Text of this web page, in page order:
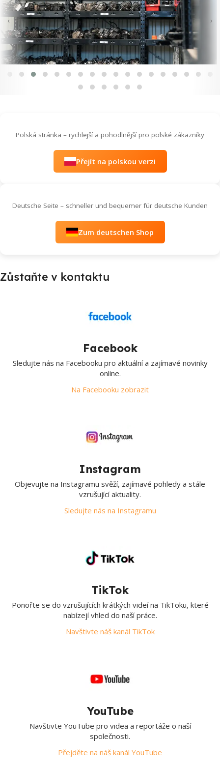
‹ ›
Polská stránka – rychlejší a pohodlnější pro polské zákazníky
Přejít na polskou verzi
Deutsche Seite – schneller und bequemer für deutsche Kunden
Zum deutschen Shop
Zůstaňte v kontaktu
Facebook
Sledujte nás na Facebooku pro aktuální a zajímavé novinky
online.
Na Facebooku zobrazit
Instagram
Objevujte na Instagramu svěží, zajímavé pohledy a stále
vzrušující aktuality.
Sledujte nás na Instagramu
TikTok
Ponořte se do vzrušujících krátkých videí na TikToku, které
nabízejí vhled do naší práce.
Navštivte náš kanál TikTok
YouTube
Navštivte YouTube pro videa a reportáže o naší
společnosti.
Přejděte na náš kanál YouTube